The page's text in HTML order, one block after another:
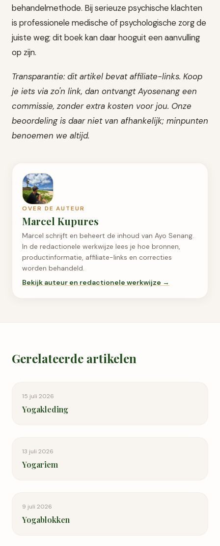
behandelmethode. Bij serieuze psychische klachten
is professionele medische of psychologische zorg de
juiste weg; dit boek kan daar hooguit een aanvulling
op zijn.
Transparantie: dit artikel bevat affiliate-links. Koop
je iets via zo'n link, dan ontvangt Ayosenang een
commissie, zonder extra kosten voor jou. Onze
beoordeling is daar niet van afhankelijk; minpunten
benoemen we altijd.
OVER DE AUTEUR
Marcel Kupures
Marcel schrijft en beheert de inhoud van Ayo Senang.
In de redactionele werkwijze lees je hoe bronnen,
productinformatie, affiliate-links en correcties
worden behandeld.
Bekijk auteur en redactionele werkwijze →
Gerelateerde artikelen
15 juli 2026
Yogakleding
13 juli 2026
Yogariem
9 juli 2026
Yogablokken